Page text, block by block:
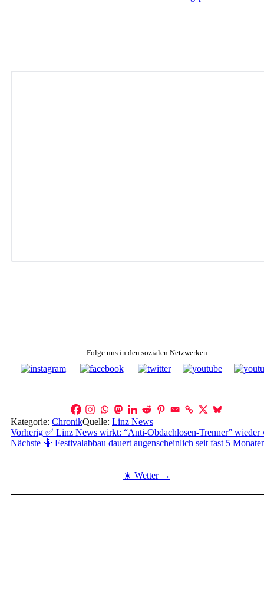
Folge uns in den sozialen Netzwerken
Kategorie: ChronikQuelle: Linz News
Beitragsnavigation
Vorherig ✅ Linz News wirkt: “Anti-Obdachlosen-Trenner” wieder
Nächste 🤷 Festivalabbau dauert augenscheinlich seit fast 5
☀️ Wetter →